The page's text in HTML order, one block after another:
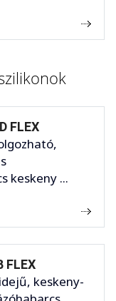
FLEX
keskeny ...
FLEX
keskeny-